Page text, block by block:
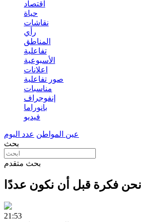
اقتصاد
حياة
نقاشات
رأي
المناطق
تفاعلية
الأسبوعية
اعلانات
صور تفاعلية
مناسبات
إنفوجراف
بانوراما
فيديو
عين المواطن عدد اليوم
بحث
بحث متقدم
فكرة قبل أن نكون عددًا
21:53